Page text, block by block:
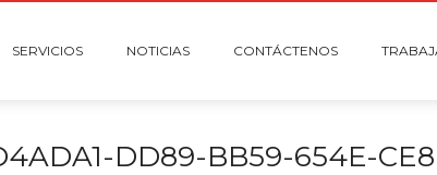
SERVICIOS NOTICIAS CONTÁCTENOS
DD89-BB59-654E-